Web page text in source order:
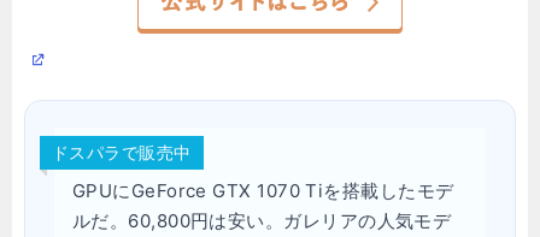
ドスパラで販売中
GPUにGeForce GTX 1070 Tiを搭載したモデ
ルだ。60,800円は安い。ガレリアの人気モデ